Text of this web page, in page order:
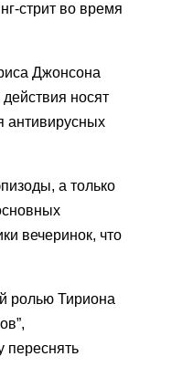
стрит во время
Джонсона
носят
антивирусных
а только
вечеринок, что
ролью Тириона
переснять